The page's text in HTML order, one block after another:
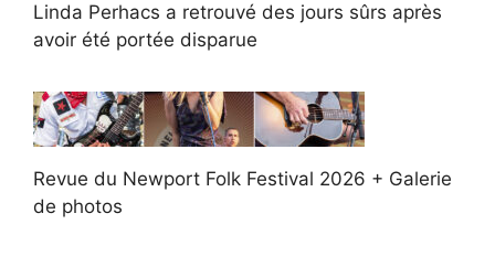
Linda Perhacs a retrouvé des jours sûrs après
avoir été portée disparue
Revue du Newport Folk Festival 2026 + Galerie
de photos